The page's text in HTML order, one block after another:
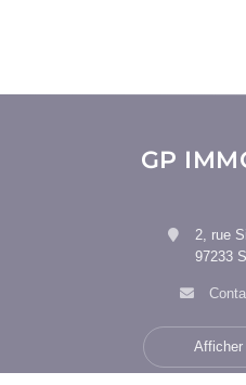
GP
2, rue
97233
Afficher